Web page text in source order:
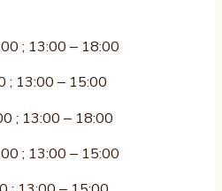
; 13:00 – 18:00
; 13:00 – 15:00
; 13:00 – 18:00
; 13:00 – 15:00